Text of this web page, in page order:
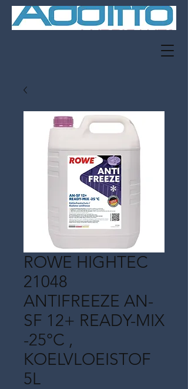
ROWE HIGHTEC
21048
ANTIFREEZE AN-
SF 12+ READY-MIX
-25°C ,
KOELVLOEISTOF
5L